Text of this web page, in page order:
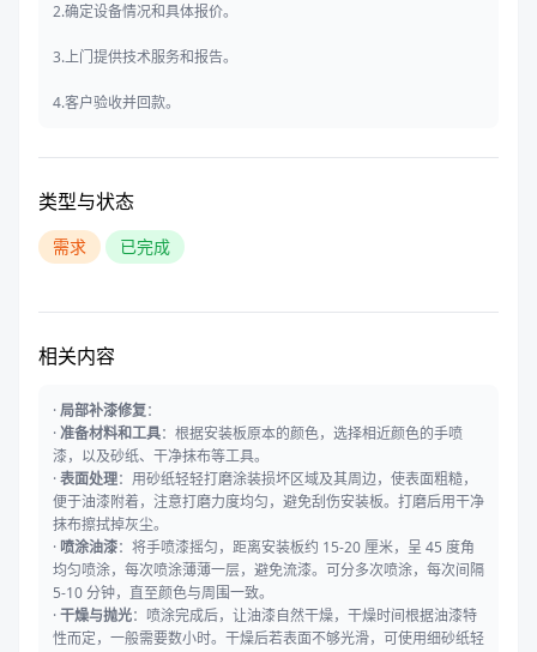
2.确定设备情况和具体报价。
3.上门提供技术服务和报告。
4.客户验收并回款。
类型与状态
需求 已完成
相关内容
·局部补漆修复：
·准备材料和工具：根据安装板原本的颜色，选择相近颜色的手喷
漆，以及砂纸、干净抹布等工具。
·表面处理：用砂纸轻轻打磨涂装损坏区域及其周边，使表面粗糙，
便于油漆附着，注意打磨力度均匀，避免刮伤安装板。打磨后用干净
抹布擦拭掉灰尘。
· 喷涂油漆：将手喷漆摇匀，距离安装板约 15-20 厘米，呈 45 度角
均匀喷涂，每次喷涂薄薄一层，避免流漆。可分多次喷涂，每次间隔
5-10 分钟，直至颜色与周围一致。
·干燥与抛光：喷涂完成后，让油漆自然干燥，干燥时间根据油漆特
性而定，一般需要数小时。干燥后若表面不够光滑，可使用细砂纸轻